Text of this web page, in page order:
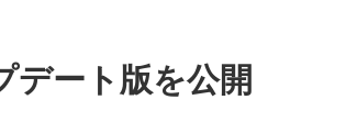
デート版を公開